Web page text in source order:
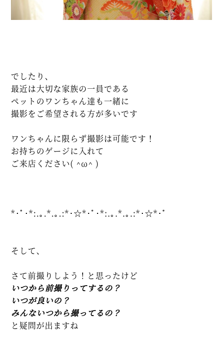
でしたり、
最近は大切な家族の一員である
ペットのワンちゃん達も一緒に
撮影をご希望される方が多いです
ワンちゃんに限らず撮影は可能です！
お持ちのゲージに入れて
ご来店ください( ^ω^ )
*･ﾟ･*:.｡.*.｡.:*･☆*･ﾟ･*:.｡.*.｡.:*･☆*･ﾟ
そして、
さて前撮りしよう！と思ったけど
いつから前撮りってするの？
いつが良いの？
みんないつから撮ってるの？
と疑問が出ますね